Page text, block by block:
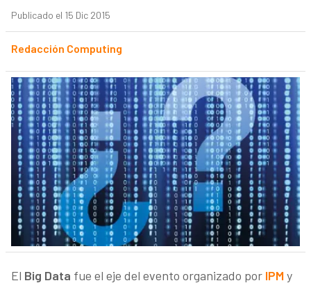
Publicado el 15 Dic 2015
Redacción Computing
El Big Data fue el eje del evento organizado por IPMy